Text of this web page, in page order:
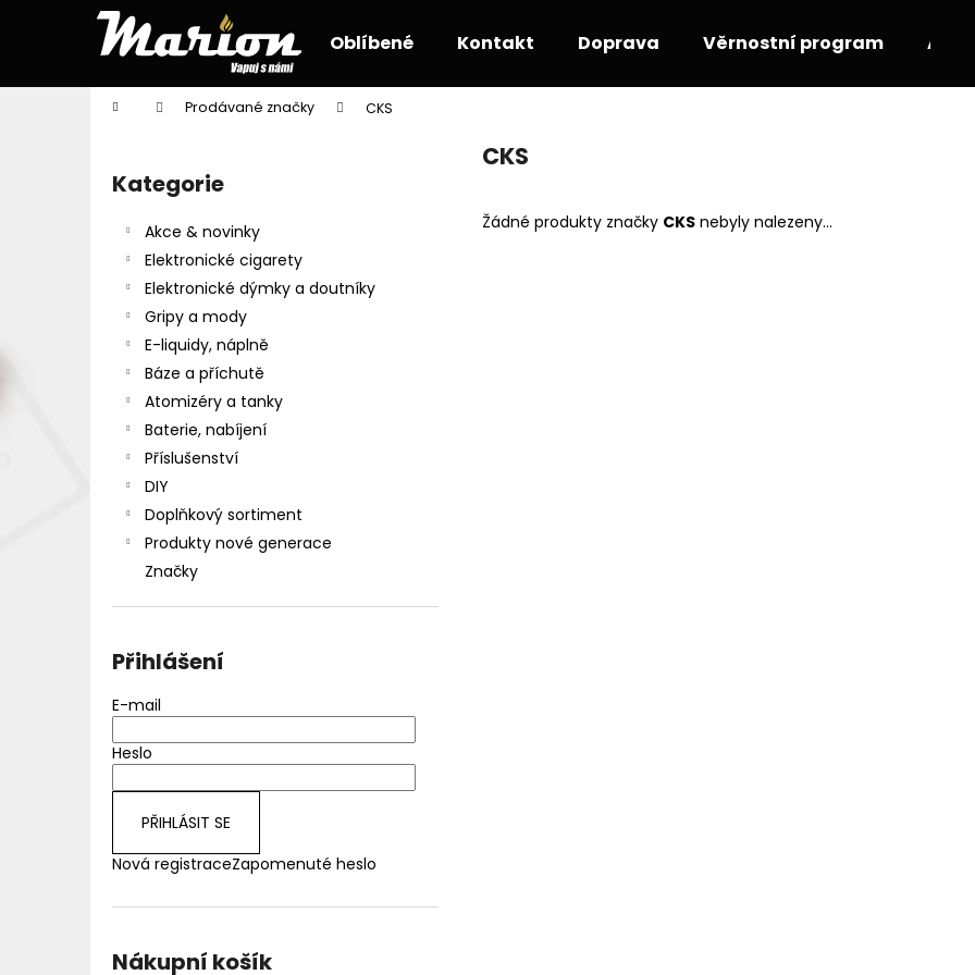
Oblíbené Kontakt Doprava Věrnostní program
Domů Prodávané značky CKS
Přeskočit
kategorie
Kategorie
Akce & novinky
Elektronické cigarety
Elektronické dýmky a doutníky
Gripy a mody
E-liquidy, náplně
Báze a příchutě
Atomizéry a tanky
Baterie, nabíjení
Příslušenství
DIY
Doplňkový sortiment
Produkty nové generace
Značky
Přihlášení
E-mail
Heslo
PŘIHLÁSIT SE
Nová registraceZapomenuté heslo
Nákupní košík
CKS
Žádné produkty značky CKS nebyly nalezeny...
í
Zpět
do
Zpět
do
DEKANG DESERT SHIP 10ML 18MG
155 Kč
Původně: 195 Kč